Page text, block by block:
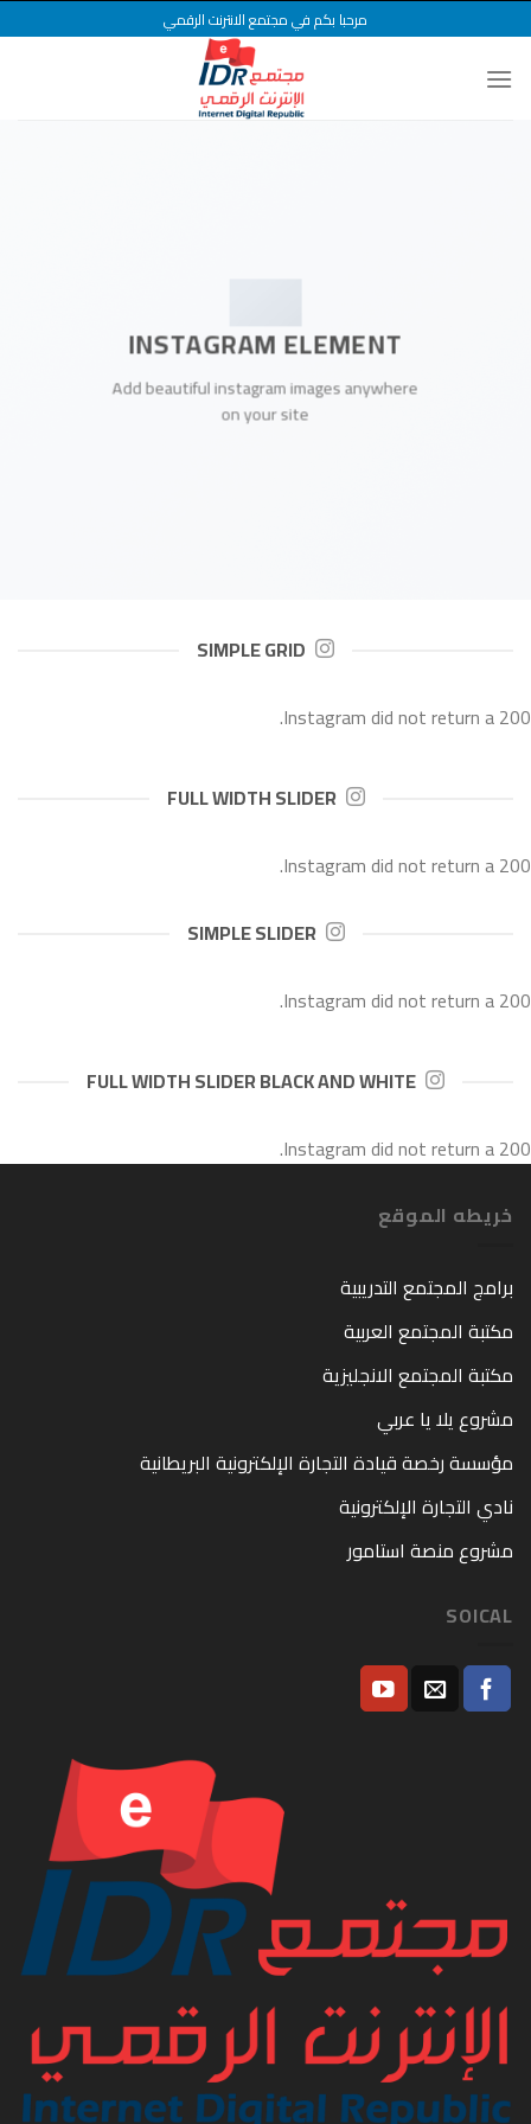
to
content
مرحبا بكم في مجتمع الانترنت الرقمي
INSTAGRAM ELEMENT
Add beautiful instagram images anywhere
on your site
SIMPLE GRID
Instagram did not return a 200.
FULL WIDTH SLIDER
Instagram did not return a 200.
SIMPLE SLIDER
Instagram did not return a 200.
FULL WIDTH SLIDER BLACK AND WHITE
Instagram did not return a 200.
خريطه الموقع
برامج المجتمع التدريبية
مكتبة المجتمع العربية
مكتبة المجتمع الانجليزية
مشروع يلا يا عربي
مؤسسة رخصة قيادة التجارة الإلكترونية البريطانية
نادي التجارة الإلكترونية
مشروع منصة استامور
SOICAL